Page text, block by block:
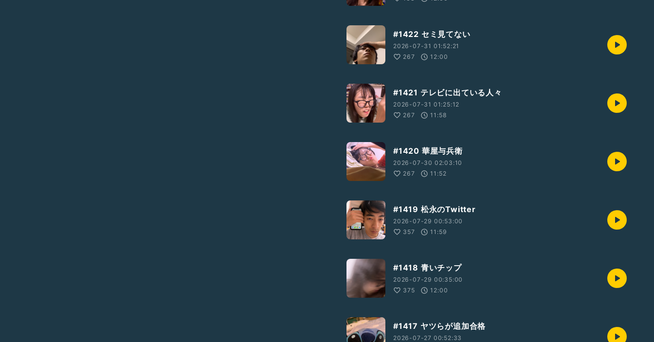
#1422 セミ見てない
2026-07-31 01:52:21
267
12:00
#1421 テレビに出ている人々
2026-07-31 01:25:12
267
11:58
#1420 華屋与兵衛
2026-07-30 02:03:10
267
11:52
#1419 松永のTwitter
2026-07-29 00:53:00
357
11:59
#1418 青いチップ
2026-07-29 00:35:00
375
12:00
#1417 ヤツらが追加合格
2026-07-27 00:52:33